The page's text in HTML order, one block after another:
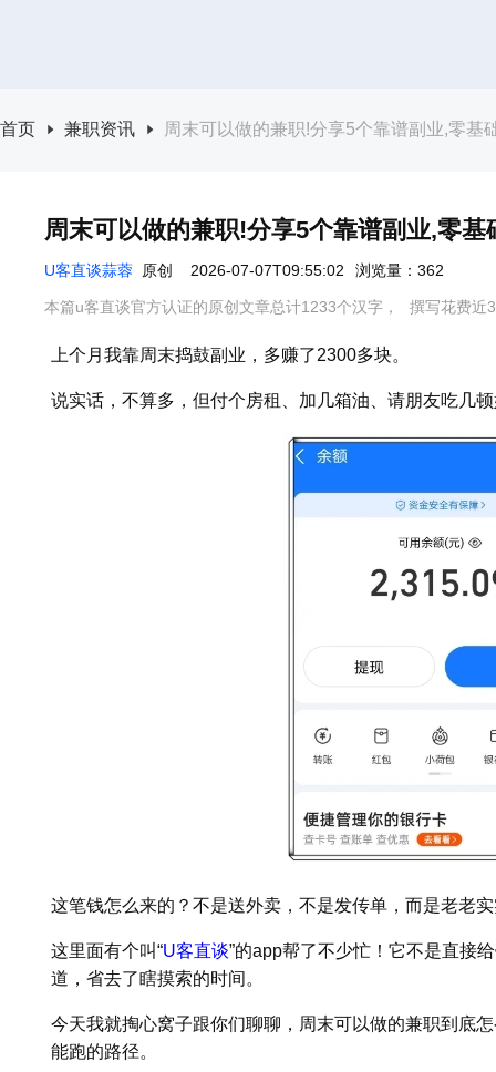
首页 兼职资讯 周末可以做的兼职!分享5个靠谱副业,零基
周末可以做的兼职!分享5个靠谱副业,零基
U客直谈蒜蓉 原创 2026-07-07T09:55:02 浏览量：362
本篇u客直谈官方认证的原创文章总计1233个汉字， 撰写花费近
上个月我靠周末捣鼓副业，多赚了2300多块。
说实话，不算多，但付个房租、加几箱油、请朋友吃几
这笔钱怎么来的？不是送外卖，不是发传单，而是老老
这里面有个叫“U客直谈”的app帮了不少忙！它不是直接
道，省去了瞎摸索的时间。
今天我就掏心窝子跟你们聊聊，周末可以做的兼职到底
能跑的路径。